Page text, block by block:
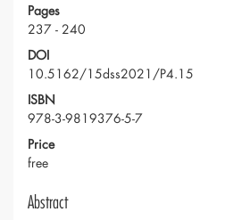
Pages
237 - 240
DOI
10.5162/15dss2021/P4.15
ISBN
978-3-9819376-5-7
Price
free
Abstract